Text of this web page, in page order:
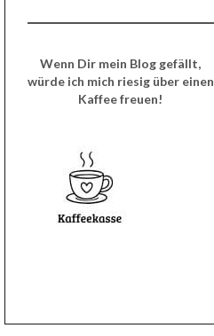
Wenn Dir mein Blog gefällt,
würde ich mich riesig über einen
Kaffee freuen!